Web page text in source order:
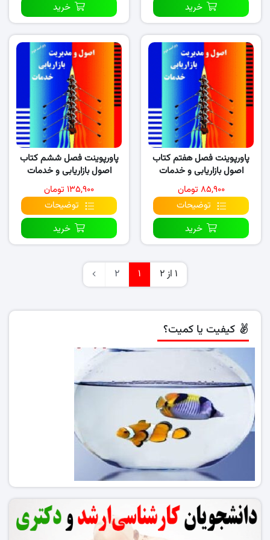
خرید
خرید
پاورپوینت فصل هفتم کتاب
اصول بازاریابی و خدمات
(نسخه ۱)
۸۵,۹۰۰ تومان
توضیحات
خرید
پاورپوینت فصل ششم کتاب
اصول بازاریابی و خدمات
(نسخه ۳)
۱۳۵,۹۰۰ تومان
توضیحات
خرید
1 از 2 1
2
کیفیت یا کمیت؟